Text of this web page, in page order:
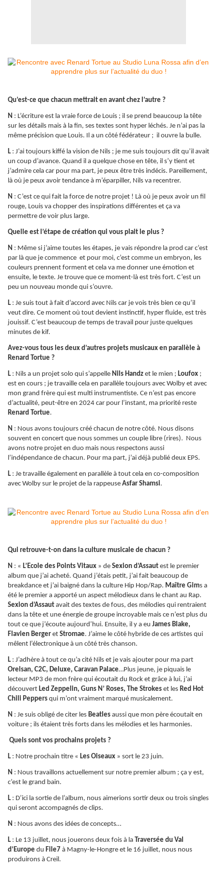
Qu’est-ce que chacun mettrait en avant chez l’autre ?
N : L’écriture est la vraie force de Louis ; il se prend beaucoup la tête
sur les détails mais à la fin, ses textes sont hyper léchés. Je n’ai pas la
même précision que Louis. Il a un côté fédérateur ; il ouvre la bulle.
L : J’ai toujours kiffé la vision de Nils ; je me suis toujours dit qu’il avait
un coup d’avance. Quand il a quelque chose en tête, il s’y tient et
j’admire cela car pour ma part, je peux être très indécis. Pareillement,
là où je peux avoir tendance à m’éparpiller, Nils va recentrer.
N : C’est ce qui fait la force de notre projet ! Là où je peux avoir un fil
rouge, Louis va chopper des inspirations différentes et ça va
permettre de voir plus large.
Quelle est l’étape de création qui vous plait le plus ?
N : Même si j’aime toutes les étapes, je vais répondre la prod car c’est
par là que je commence et pour moi, c’est comme un embryon, les
couleurs prennent forment et cela va me donner une émotion et
ensuite, le texte. Je trouve que ce moment-là est très fort. C’est un
peu un nouveau monde qui s’ouvre.
L : Je suis tout à fait d’accord avec Nils car je vois très bien ce qu’il
veut dire. Ce moment où tout devient instinctif, hyper fluide, est très
jouissif. C’est beaucoup de temps de travail pour juste quelques
minutes de kif.
Avez-vous tous les deux d’autres projets musicaux en parallèle à
Renard Tortue ?
L : Nils a un projet solo qui s’appelle Nils Handz et le mien ; Loufox ;
est en cours ; je travaille cela en parallèle toujours avec Wolby et avec
mon grand frère qui est multi instrumentiste. Ce n’est pas encore
d’actualité, peut-être en 2024 car pour l’instant, ma priorité reste
Renard Tortue.
N : Nous avons toujours créé chacun de notre côté. Nous disons
souvent en concert que nous sommes un couple libre (rires). Nous
avons notre projet en duo mais nous respectons aussi
l’indépendance de chacun. Pour ma part, j’ai déjà publié deux EPS.
L : Je travaille également en parallèle à tout cela en co-composition
avec Wolby sur le projet de la rappeuse Asfar Shamsi.
Qui retrouve-t-on dans la culture musicale de chacun ?
N : « L’Ecole des Points Vitaux » de Sexion d’Assaut est le premier
album que j’ai acheté. Quand j’étais petit, j’ai fait beaucoup de
breakdance et j’ai baigné dans la culture Hip Hop/Rap. Maître Gims a
été le premier a apporté un aspect mélodieux dans le chant au Rap.
Sexion d’Assaut avait des textes de fous, des mélodies qui rentraient
dans la tête et une énergie de groupe incroyable mais ce n’est plus du
tout ce que j’écoute aujourd’hui. Ensuite, il y a eu James Blake,
Flavien Berger et Stromae. J’aime le côté hybride de ces artistes qui
mêlent l’électronique à un côté très chanson.
L : J’adhère à tout ce qu’a cité Nils et je vais ajouter pour ma part
Orelsan, C2C, Deluxe, Caravan Palace…Plus jeune, je piquais le
lecteur MP3 de mon frère qui écoutait du Rock et grâce à lui, j’ai
découvert Led Zeppelin, Guns N’ Roses, The Strokes et les Red Hot
Chili Peppers qui m’ont vraiment marqué musicalement.
N : Je suis obligé de citer les Beatles aussi que mon père écoutait en
voiture ; ils étaient très forts dans les mélodies et les harmonies.
Quels sont vos prochains projets ?
L : Notre prochain titre « Les Oiseaux » sort le 23 juin.
N : Nous travaillons actuellement sur notre premier album ; ça y est,
c’est le grand bain.
L : D’ici la sortie de l’album, nous aimerions sortir deux ou trois singles
qui seront accompagnés de clips.
N : Nous avons des idées de concepts…
L : Le 13 juillet, nous jouerons deux fois à la Traversée du Val
d’Europe du File7 à Magny-le-Hongre et le 16 juillet, nous nous
produirons à Creil.